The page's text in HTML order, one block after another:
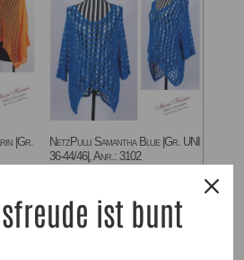
|Gr.
NetzPulli Samantha Blue |Gr. UNI
36-44/46|, Anr.: 3102
ist bunt